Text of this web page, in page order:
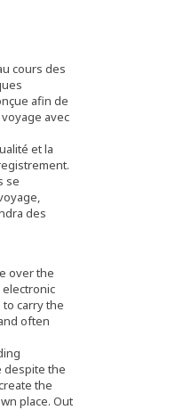
cours des
afin de
avec
et la
se
des
over the
electronic
carry the
often
despite the
the
place. Out